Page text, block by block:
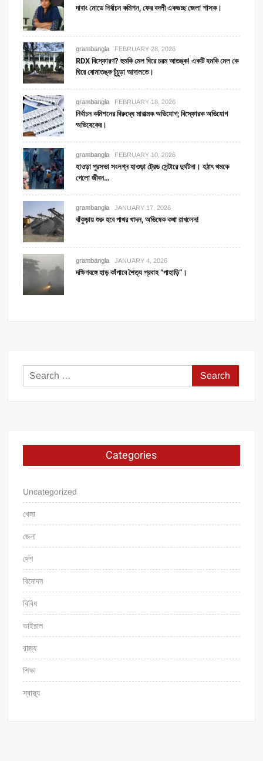
দাবাং মোডে নির্বাচন কমিশন, ফের বদলী একগুচ্ছ জেলা শাসক।
grambangla FEBRUARY 28, 2026
RDX বিস্ফোরণ? হুমকি মেল ঘিরে চরম আতঙ্ক! একটি হমকি মেল কে
ঘিরে বোমাতঙ্ক চুঁচুড়া আদালতে।
grambangla FEBRUARY 18, 2026
নির্বাচন কমিশনের বিরুদ্ধে মারাত্মক অভিযোগ; বিস্ফোরক অভিযোগ
অভিষেকের।
grambangla FEBRUARY 10, 2026
হাওড়া পুরসভা সংলগ্ন হাওড়া ট্রেড সেন্টারে দুর্ঘটনা। হঠাৎ থমকে
গেলো জীবন…
grambangla JANUARY 17, 2026
বাঁকুড়ায় শুরু হবে পাথর খাদন, অভিষেক কথা রাখলেন!
grambangla JANUARY 4, 2026
দক্ষিণবঙ্গে হাড় কাঁপাবে শৈত্য প্রবাহ “পাহাড়ি”।
Search
for:
Categories
Uncategorized
খেলা
জেলা
দেশ
বিনোদন
বিবিধ
ভাইরাল
রাজ্য
শিক্ষা
স্বাস্থ্য